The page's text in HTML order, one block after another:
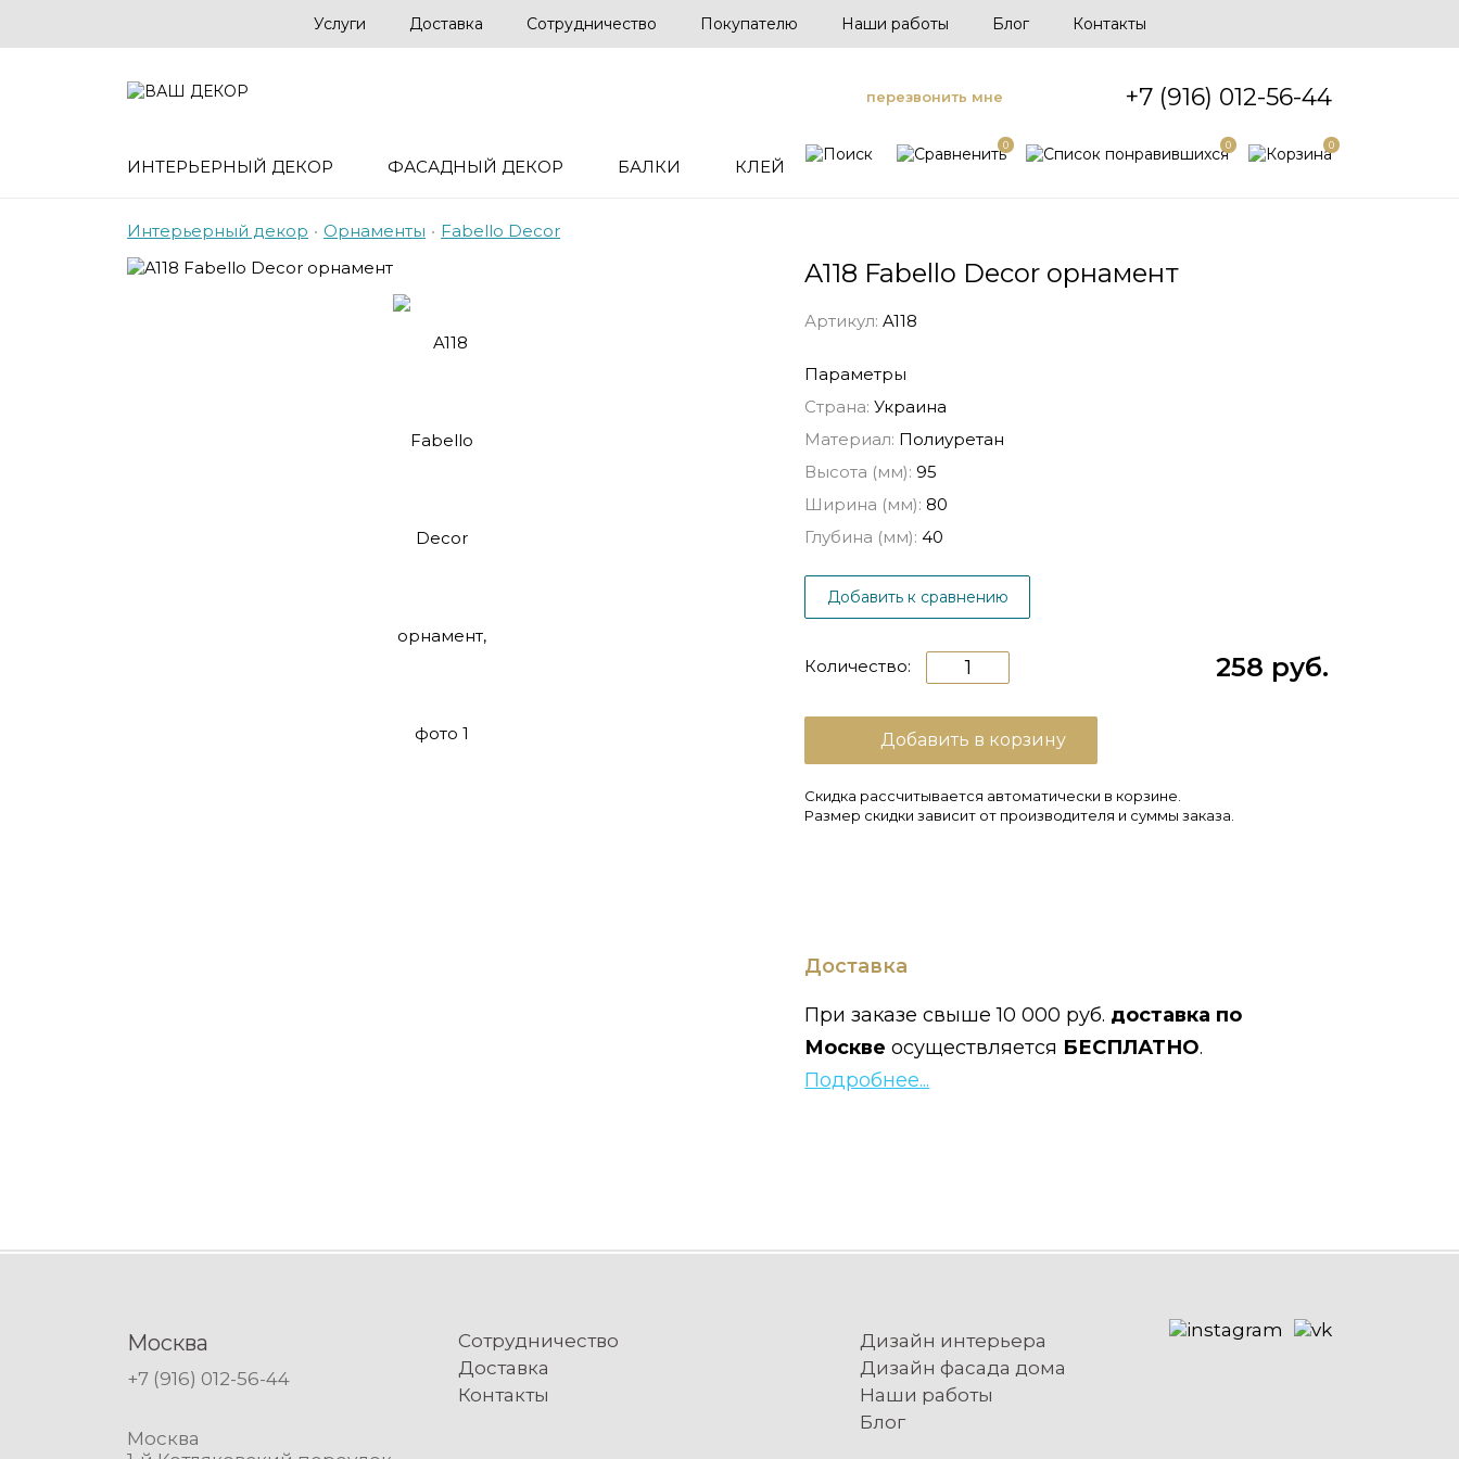
Услуги Доставка Сотрудничество Покупателю Наши работы Блог Контакты
перезвонить мне +7 (916) 012-56-44
ИНТЕРЬЕРНЫЙ ДЕКОР ФАСАДНЫЙ ДЕКОР БАЛКИ КЛЕЙ
0 0 0
Интерьерный декор • Орнаменты • Fabello Decor
A118 Fabello Decor орнамент
Артикул: A118
Параметры
Страна: Украина
Материал: Полиуретан
Высота (мм): 95
Ширина (мм): 80
Глубина (мм): 40
Добавить к сравнению
258 руб.
Количество:
Добавить в корзину
Скидка рассчитывается автоматически в корзине.
Размер скидки зависит от производителя и суммы заказа.
Доставка
При заказе свыше 10 000 руб. доставка по
Москве осуществляется БЕСПЛАТНО.
Подробнее...
Москва
+7 (916) 012-56-44
Москва
Сотрудничество
Доставка
Контакты
Дизайн интерьера
Дизайн фасада дома
Наши работы
Блог